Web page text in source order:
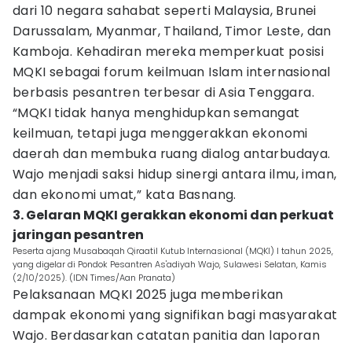
dari 10 negara sahabat seperti Malaysia, Brunei
Darussalam, Myanmar, Thailand, Timor Leste, dan
Kamboja. Kehadiran mereka memperkuat posisi
MQKI sebagai forum keilmuan Islam internasional
berbasis pesantren terbesar di Asia Tenggara.
“MQKI tidak hanya menghidupkan semangat
keilmuan, tetapi juga menggerakkan ekonomi
daerah dan membuka ruang dialog antarbudaya.
Wajo menjadi saksi hidup sinergi antara ilmu, iman,
dan ekonomi umat,” kata Basnang.
3. Gelaran MQKI gerakkan ekonomi dan perkuat
jaringan pesantren
Peserta ajang Musabaqah Qiraatil Kutub Internasional (MQKI) I tahun 2025,
yang digelar di Pondok Pesantren As'adiyah Wajo, Sulawesi Selatan, Kamis
(2/10/2025). (IDN Times/Aan Pranata)
Pelaksanaan MQKI 2025 juga memberikan
dampak ekonomi yang signifikan bagi masyarakat
Wajo. Berdasarkan catatan panitia dan laporan